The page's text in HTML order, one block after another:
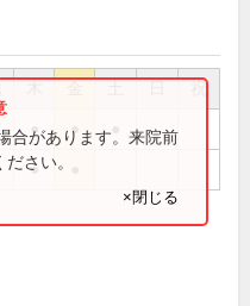
祝
● ●
●
合があります。来院前
さい。
×閉じる